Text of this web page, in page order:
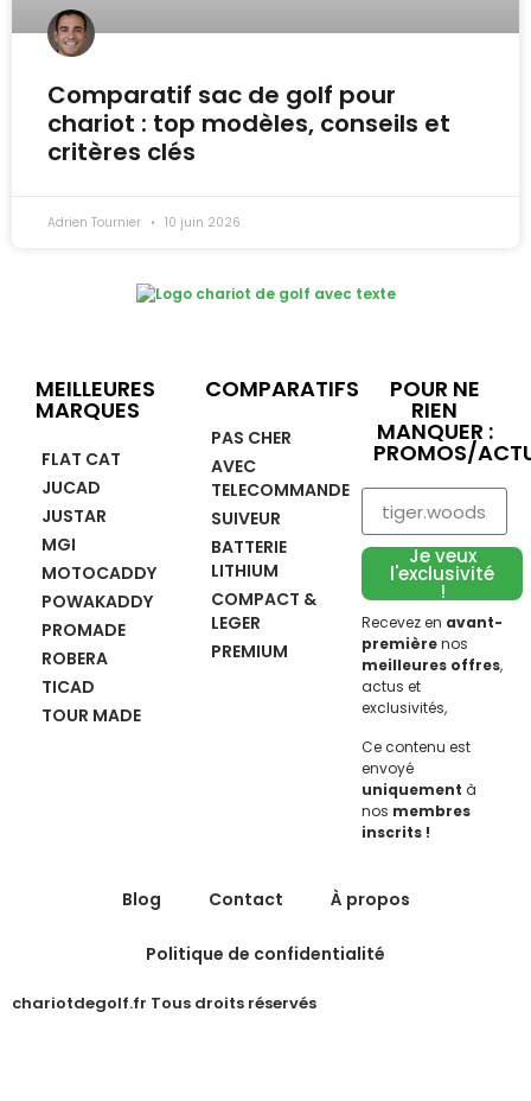
Comparatif sac de golf pour
chariot : top modèles, conseils et
critères clés
Adrien Tournier 10 juin 2026
MEILLEURES
MARQUES
FLAT CAT
JUCAD
JUSTAR
MGI
MOTOCADDY
POWAKADDY
PROMADE
ROBERA
TICAD
TOUR MADE
COMPARATIFS
PAS CHER
AVEC
TELECOMMANDE
SUIVEUR
BATTERIE
LITHIUM
COMPACT &
LEGER
PREMIUM
POUR NE
RIEN
MANQUER :
PROMOS/
Je veux
l'exclusivité
!
Recevez en avant-
premièrenos
meilleures offres,
actus et
exclusivités,
Ce contenu est
envoyé
uniquement à
nos membres
inscrits !
chariotdegolf.fr Tous droits réservés
Blog Contact À propos
Politique de confidentialité